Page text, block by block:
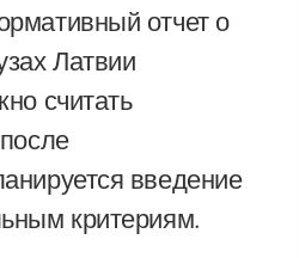
отчет о
Латвии
считать
введение
критериям.